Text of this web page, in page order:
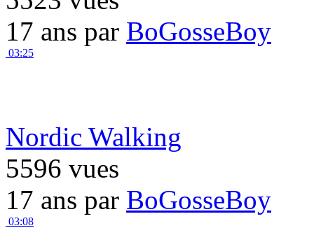
17 ans par BoGosseBoy
03:25
Nordic Walking
5596 vues
17 ans par BoGosseBoy
03:08